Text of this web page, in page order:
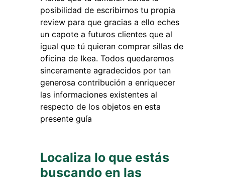
posibilidad de escribirnos tu propia
review para que gracias a ello eches
un capote a futuros clientes que al
igual que tú quieran comprar sillas de
oficina de Ikea. Todos quedaremos
sinceramente agradecidos por tan
generosa contribución a enriquecer
las informaciones existentes al
respecto de los objetos en esta
presente guía
Localiza lo que estás
buscando en las